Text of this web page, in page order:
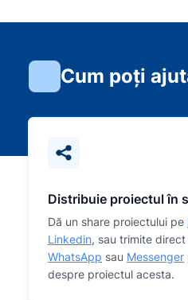
Cum poți
Distribuie proiectul în
Dă un share proiectului pe
Linkedin, sau trimite
WhatsApp sau Messenger
despre proiectul acesta.